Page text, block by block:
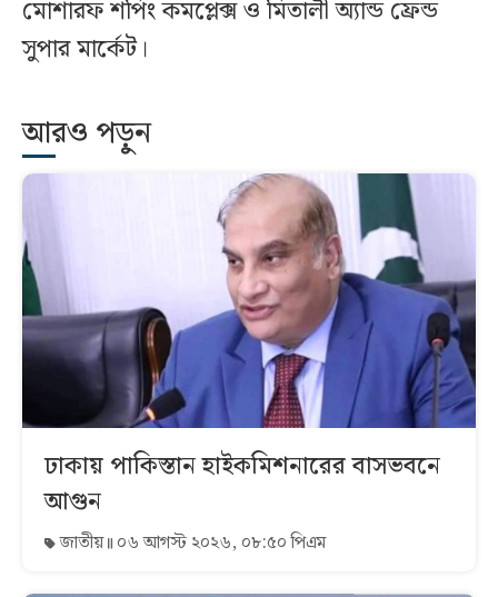
মোশারফ শপিং কমপ্লেক্স ও মিতালী অ্যান্ড ফ্রেন্ড
সুপার মার্কেট।
আরও পড়ুন
ঢাকায় পাকিস্তান হাইকমিশনারের বাসভবনে
আগুন
জাতীয় ০৬ আগস্ট ২০২৬, ০৮:৫০ পিএম